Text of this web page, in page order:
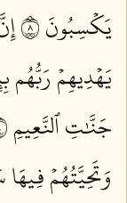
يَكۡسِبُونَ ٨
يَهۡدِيهِمۡ رَبُّهُم
جَنَّٰتِ ٱلنَّعِيمِ ٩
وَتَحِيَّتُهُمۡ